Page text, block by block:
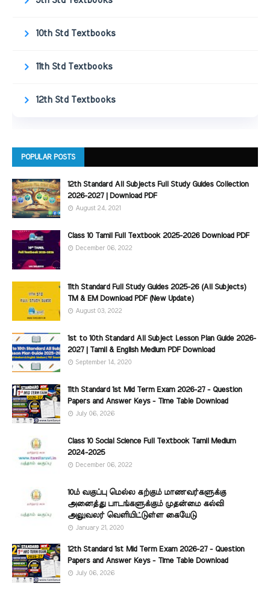
10th Std Textbooks
11th Std Textbooks
12th Std Textbooks
POPULAR POSTS
12th Standard All Subjects Full Study Guides Collection
2026-2027 | Download PDF
August 24, 2021
Class 10 Tamil Full Textbook 2025-2026 Download PDF
December 06, 2022
11th Standard Full Study Guides 2025-26 (All Subjects)
TM & EM Download PDF (New Update)
August 03, 2022
1st to 10th Standard All Subject Lesson Plan Guide 2026-
2027 | Tamil & English Medium PDF Download
September 14, 2020
11th Standard 1st Mid Term Exam 2026-27 - Question
Papers and Answer Keys - Time Table Download
July 06, 2026
Class 10 Social Science Full Textbook Tamil Medium
2024-2025
December 06, 2022
10ம் வகுப்பு மெல்ல கற்கும் மாணவர்களுக்கு
அனைத்து பாடங்களுக்கும் முதன்மை கல்வி
அலுவலர் வெளியிட்டுள்ள கையேடு
January 21, 2020
12th Standard 1st Mid Term Exam 2026-27 - Question
Papers and Answer Keys - Time Table Download
July 06, 2026